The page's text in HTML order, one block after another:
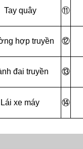
Tay quây ⑪
hợp truyền ⑫
đai truyền ⑬
Lái xe máy ⑭